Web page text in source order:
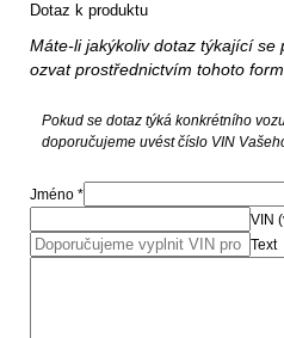
Dotaz k produktu
Máte-li jakýkoliv dotaz týkající se
ozvat prostřednictvím tohoto
Pokud se dotaz týká konkrétního
doporučujeme uvést číslo VIN
Jméno *
VIN
Text